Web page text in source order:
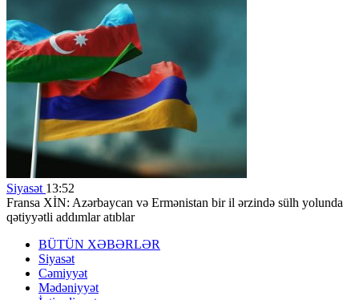
Siyasət 13:52
Fransa XİN: Azərbaycan və Ermənistan bir il ərzində sülh yolunda
qətiyyətli addımlar atıblar
BÜTÜN XƏBƏRLƏR
Siyasət
Cəmiyyət
Mədəniyyət